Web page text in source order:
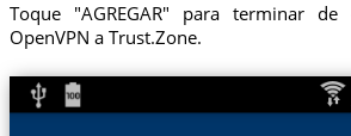
Toque "AGREGAR" para terminar
OpenVPN a Trust.Zone.